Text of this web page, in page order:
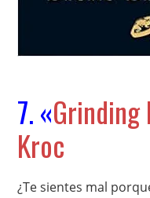
7. «
Kroc
¿Te sientes mal